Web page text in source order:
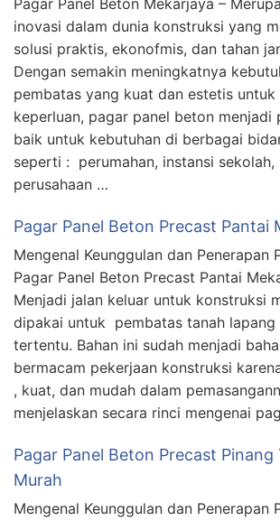
Pagar Panel Beton Mekarjaya –
inovasi dalam dunia konstruksi yang
solusi praktis, ekonofmis, dan tahan
Dengan semakin meningkatnya
pembatas yang kuat dan estetis untuk
keperluan, pagar panel beton menjadi
baik untuk kebutuhan di berbagai
seperti : perumahan, instansi sekolah,
perusahaan …
Pagar Panel Beton Precast Pantai
Mengenal Keunggulan dan Penerapan
Pagar Panel Beton Precast Pantai
Menjadi jalan keluar untuk konstruksi
dipakai untuk pembatas tanah lapang
tertentu. Bahan ini sudah menjadi
bermacam pekerjaan konstruksi
, kuat, dan mudah dalam
menjelaskan secara rinci mengenai
Pagar Panel Beton Precast Pinang
Murah
Mengenal Keunggulan dan Penerapan